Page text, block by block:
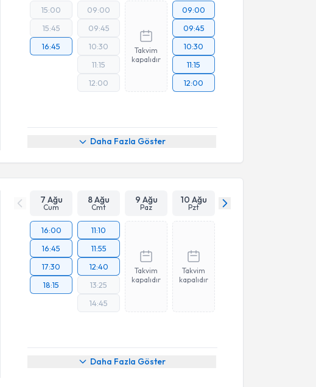
15:00
15:45
16:45
09:00
09:45
10:30
11:15
12:00
Takvim
kapalıdır
09:00
09:45
10:30
11:15
12:00
Daha Fazla Göster
7 Ağu
Cum
8 Ağu
Cmt
9 Ağu
Paz
10 Ağu
Pzt
16:00
16:45
17:30
18:15
11:10
11:55
12:40
13:25
14:45
Takvim
kapalıdır
Takvim
kapalıdır
Daha Fazla Göster